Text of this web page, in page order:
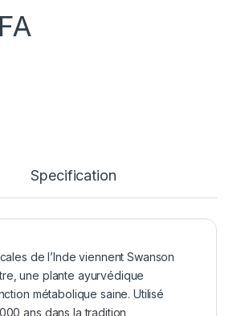
Specification
de l’Inde viennent Swanson
une plante ayurvédique
métabolique saine. Utilisé
ans dans la tradition